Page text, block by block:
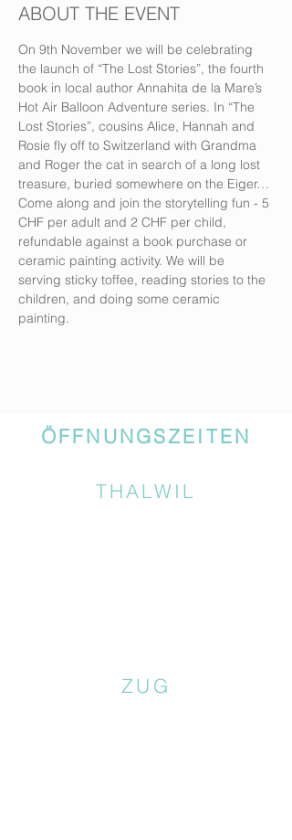
ABOUT THE EVENT
On 9th November we will be celebrating
the launch of “The Lost Stories”, the fourth
book in local author Annahita de la Mare’s
Hot Air Balloon Adventure series. In “The
Lost Stories”, cousins Alice, Hannah and
Rosie fly off to Switzerland with Grandma
and Roger the cat in search of a long lost
treasure, buried somewhere on the Eiger…
Come along and join the storytelling fun - 5
CHF per adult and 2 CHF per child,
refundable against a book purchase or
ceramic painting activity. We will be
serving sticky toffee, reading stories to the
children, and doing some ceramic
painting.
ÖFFNUNGSZEITEN
THALWIL
ZUG